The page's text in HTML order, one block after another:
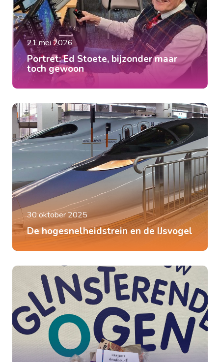
21 mei 2026
Portret: Ed Stoete, bijzonder maar
toch gewoon
30 oktober 2025
De hogesnelheidstrein en de IJsvogel